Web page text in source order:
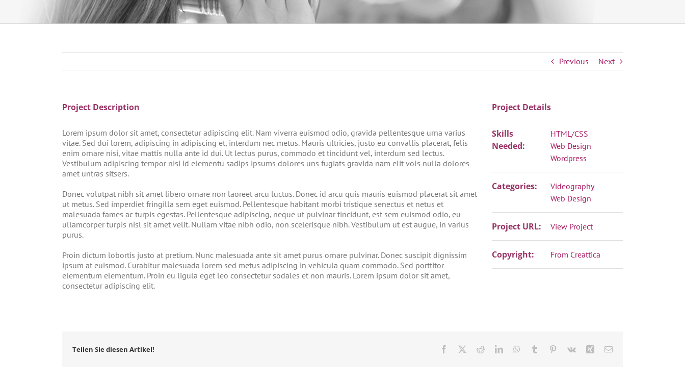
Previous Next
Project Description
Lorem ipsum dolor sit amet, consectetur adipiscing elit. Nam viverra euismod odio, gravida pellentesque urna varius
vitae. Sed dui lorem, adipiscing in adipiscing et, interdum nec metus. Mauris ultricies, justo eu convallis placerat, felis
enim ornare nisi, vitae mattis nulla ante id dui. Ut lectus purus, commodo et tincidunt vel, interdum sed lectus.
Vestibulum adipiscing tempor nisi id elementu sadips ipsums dolores uns fugiats gravida nam elit vols nulla dolores
amet untras sitsers.
Donec volutpat nibh sit amet libero ornare non laoreet arcu luctus. Donec id arcu quis mauris euismod placerat sit amet
ut metus. Sed imperdiet fringilla sem eget euismod. Pellentesque habitant morbi tristique senectus et netus et
malesuada fames ac turpis egestas. Pellentesque adipiscing, neque ut pulvinar tincidunt, est sem euismod odio, eu
ullamcorper turpis nisl sit amet velit. Nullam vitae nibh odio, non scelerisque nibh. Vestibulum ut est augue, in varius
purus.
Proin dictum lobortis justo at pretium. Nunc malesuada ante sit amet purus ornare pulvinar. Donec suscipit dignissim
ipsum at euismod. Curabitur malesuada lorem sed metus adipiscing in vehicula quam commodo. Sed porttitor
elementum elementum. Proin eu ligula eget leo consectetur sodales et non mauris. Lorem ipsum dolor sit amet,
consectetur adipiscing elit.
Project Details
Skills
Needed:
HTML/CSS
Web Design
Wordpress
Categories:
Videography
Web Design
Project URL: View Project
Copyright: From Creattica
Teilen Sie diesen Artikel! Facebook RedditLinkedInWhatsApp
Tumblr Pinterest
Vk Xing E-